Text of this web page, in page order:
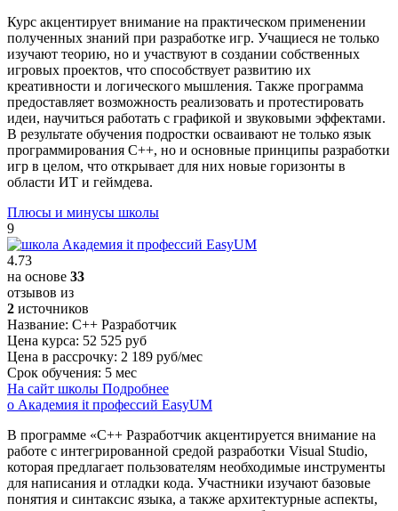
Курс акцентирует внимание на практическом применении
полученных знаний при разработке игр. Учащиеся не только
изучают теорию, но и участвуют в создании собственных
игровых проектов, что способствует развитию их
креативности и логического мышления. Также программа
предоставляет возможность реализовать и протестировать
идеи, научиться работать с графикой и звуковыми эффектами.
В результате обучения подростки осваивают не только язык
программирования C++, но и основные принципы разработки
игр в целом, что открывает для них новые горизонты в
области ИТ и геймдева.
Плюсы и минусы школы
9
4.73
на основе 33
отзывов из
2 источников
Название: C++ Разработчик
Цена курса: 52 525 руб
Цена в рассрочку: 2 189 руб/мес
Срок обучения: 5 мес
На сайт школы Подробнее
о Академия it профессий EasyUM
В программе «C++ Разработчик акцентируется внимание на
работе с интегрированной средой разработки Visual Studio,
которая предлагает пользователям необходимые инструменты
для написания и отладки кода. Участники изучают базовые
понятия и синтаксис языка, а также архитектурные аспекты,